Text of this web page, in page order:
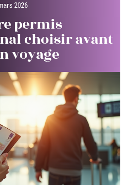
2026
permis
choisir avant
voyage